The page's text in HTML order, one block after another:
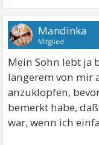
Mandinka
Mitglied
Mein Sohn lebt ja
längerem von mir
anzuklopfen,
bemerkt habe,
war, wenn ich